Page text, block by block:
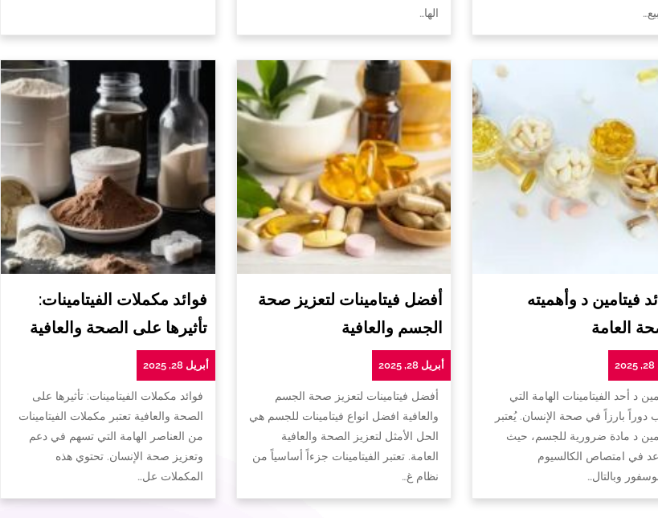
الها…
فيتامين د وأهميته
العامة
د أحد الفيتامينات الهامة التي
دوراً بارزاً في صحة الإنسان. يُعتبر
د مادة ضرورية للجسم، حيث
في امتصاص الكالسيوم
وبالتال…
أفضل فيتامينات لتعزيز صحة
الجسم والعافية
أبريل 28, 2025
أفضل فيتامينات لتعزيز صحة الجسم
والعافية افضل انواع فيتامينات للجسم هي
الحل الأمثل لتعزيز الصحة والعافية
العامة. تعتبر الفيتامينات جزءاً أساسياً من
نظام غ…
فوائد مكملات الفيتامينات:
تأثيرها على الصحة والعافية
أبريل 28, 2025
فوائد مكملات الفيتامينات: تأثيرها على
الصحة والعافية تعتبر مكملات الفيتامينات
من العناصر الهامة التي تسهم في دعم
وتعزيز صحة الإنسان. تحتوي هذه
المكملات عل…